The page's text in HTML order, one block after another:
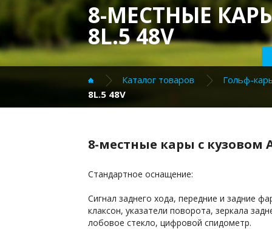
8-МЕСТНЫЕ
8L.5 48V
Каталог товаров
Гольф-
8L.5 48V
8-местные кары с кузовом
Стандартное оснащение:
Сигнал заднего хода, передние и задние
клаксон, указатели поворота, зеркала
лобовое стекло, цифровой спидометр.